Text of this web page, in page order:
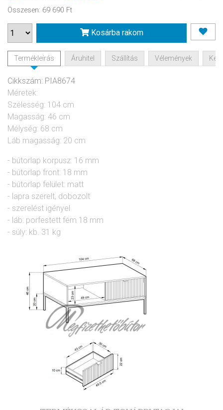
Összesen: 69 690 Ft
Kosárba rakom
Termékleírás Áruhitel Szállítás Vélemények
Cikkszám: PIA8674
Méretek:
Szélesség: 104 cm
Magasság: 46 cm
Mélység: 68 cm
Láb magasság: 20 cm
- bútorlap korpusz: 16 mm
- bútorlap front: 18 mm
- bútorlap felület: matt
- lapra szerelt, dobozolt
- szerelést igényel
- láb: porfestett fém 18 mm
- súly: kb. 31 kg